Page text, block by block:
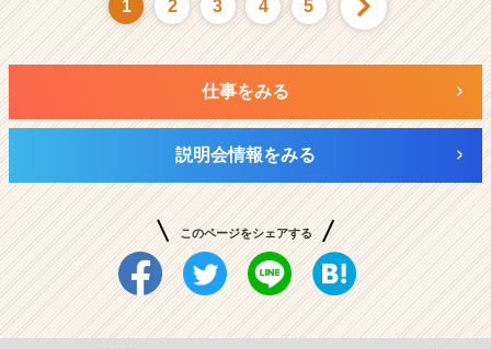
1 2 3 4 5
仕事をみる
説明会情報をみる
このページをシェアする